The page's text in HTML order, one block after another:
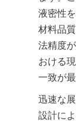
液密性
材料品
法精度
おける
一致が
迅速な
設計に